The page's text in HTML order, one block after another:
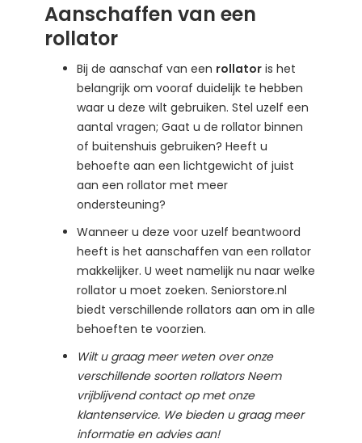
Aanschaffen van een
rollator
Bij de aanschaf van een rollator is het
belangrijk om vooraf duidelijk te hebben
waar u deze wilt gebruiken. Stel uzelf een
aantal vragen; Gaat u de rollator binnen
of buitenshuis gebruiken? Heeft u
behoefte aan een lichtgewicht of juist
aan een rollator met meer
ondersteuning?
Wanneer u deze voor uzelf beantwoord
heeft is het aanschaffen van een rollator
makkelijker. U weet namelijk nu naar welke
rollator u moet zoeken. Seniorstore.nl
biedt verschillende rollators aan om in alle
behoeften te voorzien.
Wilt u graag meer weten over onze
verschillende soorten rollators Neem
vrijblijvend contact op met onze
klantenservice. We bieden u graag meer
informatie en advies aan!